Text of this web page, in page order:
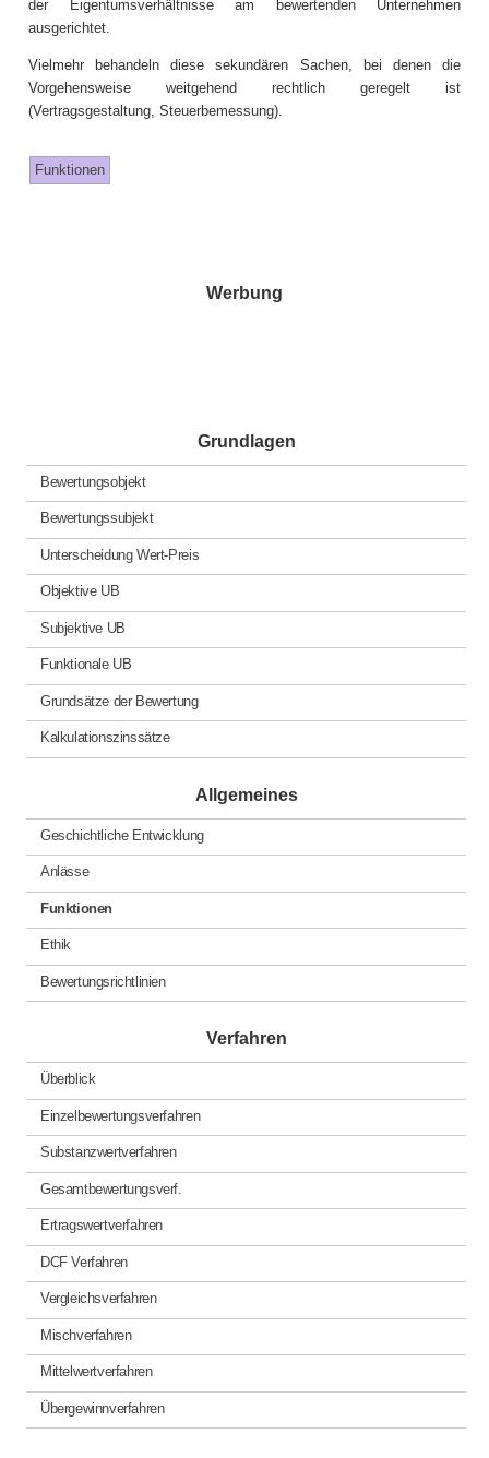
der Eigentumsverhältnisse am bewertenden Unternehmen
ausgerichtet.
Vielmehr behandeln diese sekundären Sachen, bei denen die
Vorgehensweise weitgehend rechtlich geregelt ist
(Vertragsgestaltung, Steuerbemessung).
Funktionen
Werbung
Grundlagen
Bewertungsobjekt
Bewertungssubjekt
Unterscheidung Wert-Preis
Objektive UB
Subjektive UB
Funktionale UB
Grundsätze der Bewertung
Kalkulationszinssätze
Allgemeines
Geschichtliche Entwicklung
Anlässe
Funktionen
Ethik
Bewertungsrichtlinien
Verfahren
Überblick
Einzelbewertungsverfahren
Substanzwertverfahren
Gesamtbewertungsverf.
Ertragswertverfahren
DCF Verfahren
Vergleichsverfahren
Mischverfahren
Mittelwertverfahren
Übergewinnverfahren